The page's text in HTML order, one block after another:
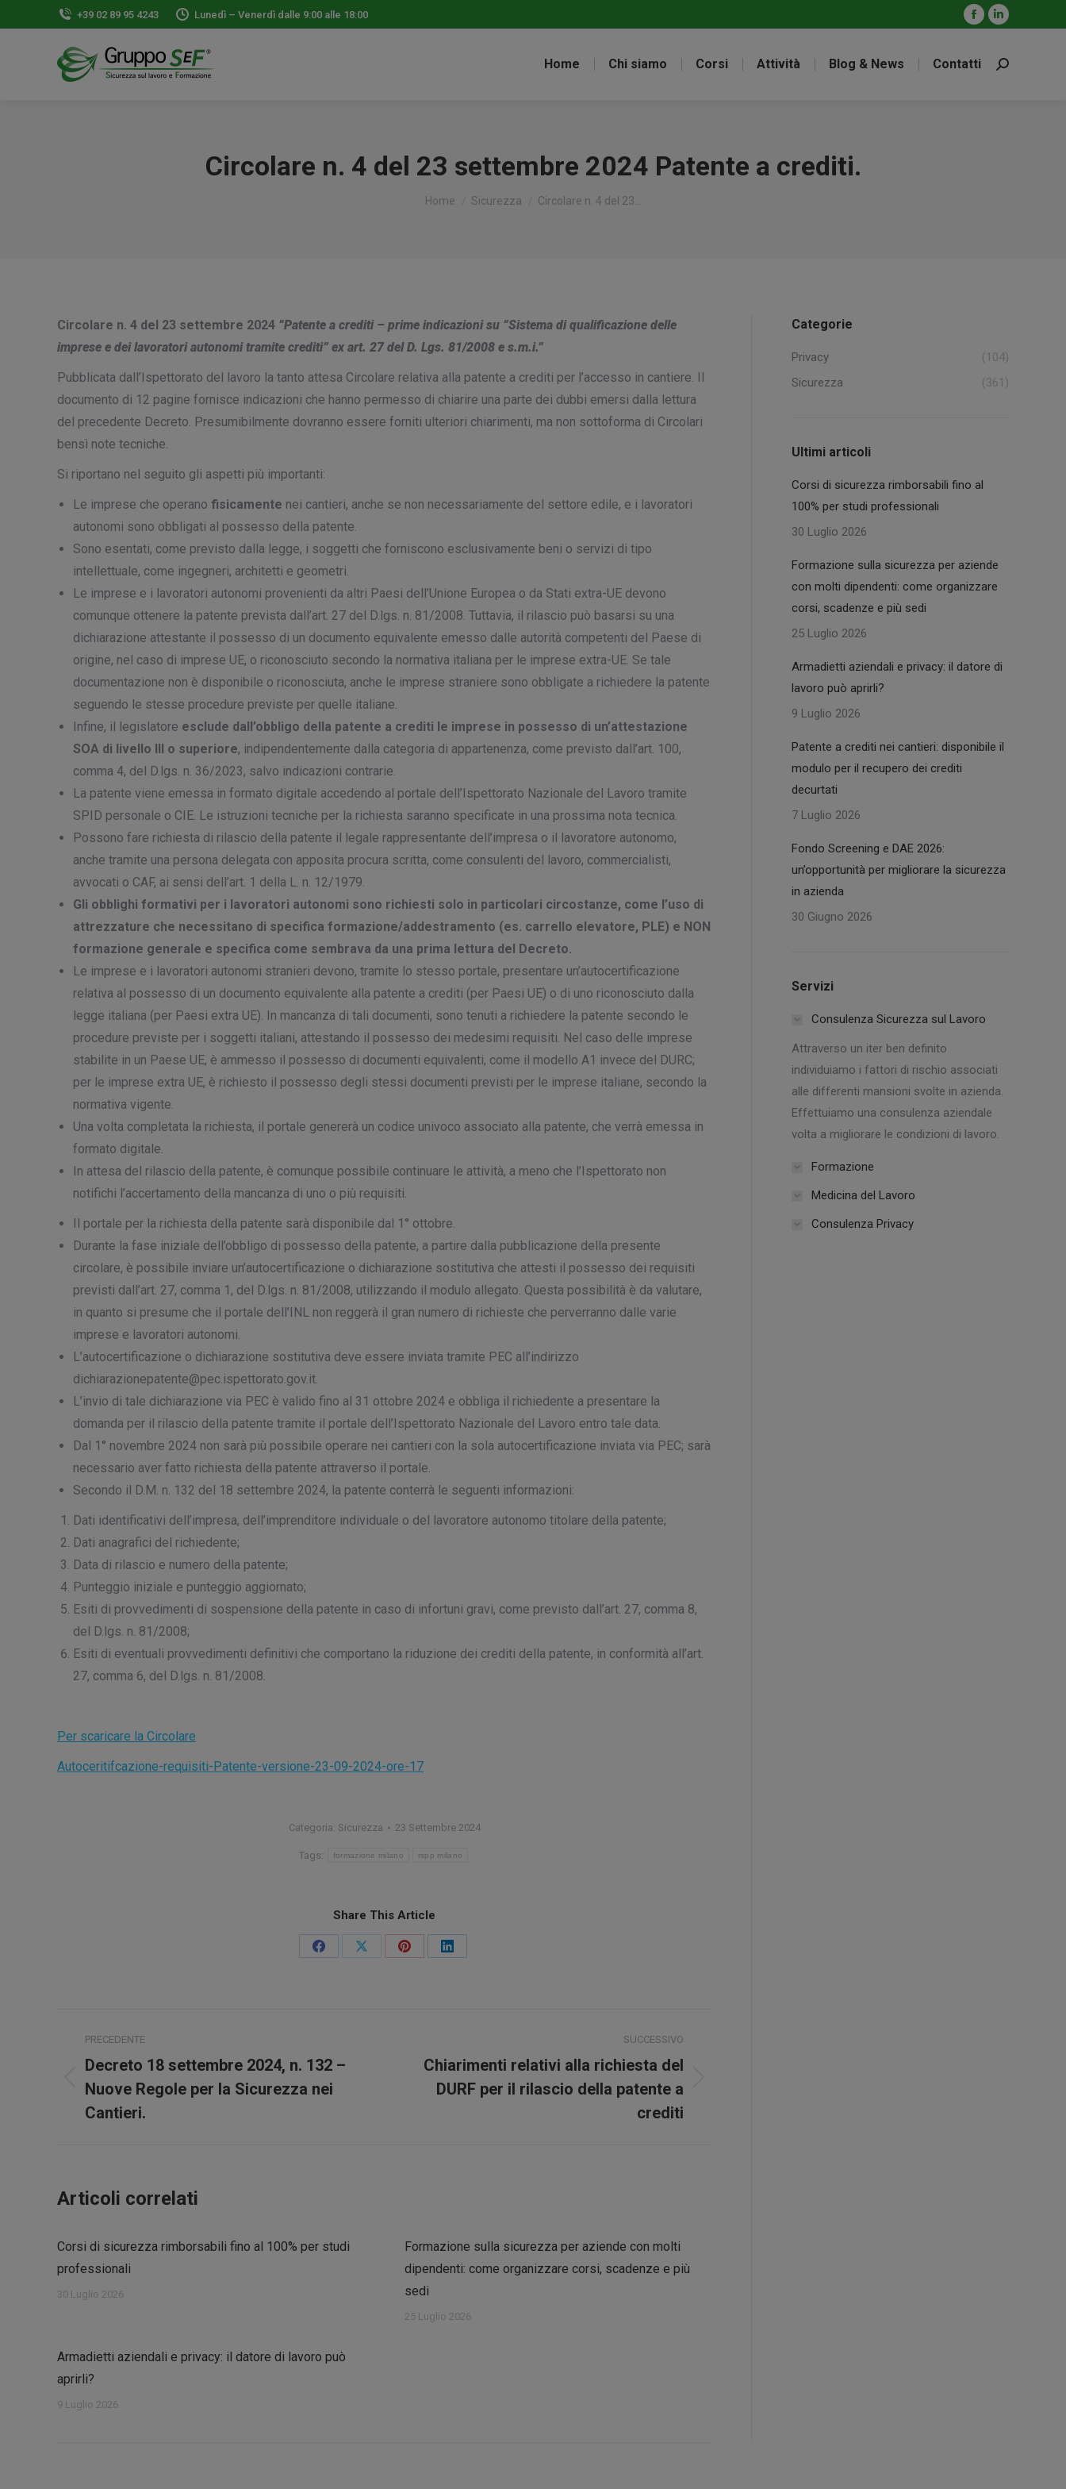
+39 02 89 95 4243 Lunedì – Venerdì dalle 9:00 alle 18:00
Facebook
opens
Linkedin
opens
Home Chi siamo Corsi Attività Blog & News Contatti Cerca:
Circolare n. 4 del 23 settembre 2024 Patente a crediti.
Tu sei qui:
Home Sicurezza Circolare n. 4 del 23…
Circolare n. 4 del 23 settembre 2024 “Patente a crediti – prime indicazioni su “Sistema di qualificazione delle
imprese e dei lavoratori autonomi tramite crediti” ex art. 27 del D. Lgs. 81/2008 e s.m.i.”
Pubblicata dall’Ispettorato del lavoro la tanto attesa Circolare relativa alla patente a crediti per l’accesso in cantiere. Il
documento di 12 pagine fornisce indicazioni che hanno permesso di chiarire una parte dei dubbi emersi dalla lettura
del precedente Decreto. Presumibilmente dovranno essere forniti ulteriori chiarimenti, ma non sottoforma di Circolari
bensì note tecniche.
Si riportano nel seguito gli aspetti più importanti:
Le imprese che operano fisicamente nei cantieri, anche se non necessariamente del settore edile, e i lavoratori
autonomi sono obbligati al possesso della patente.
Sono esentati, come previsto dalla legge, i soggetti che forniscono esclusivamente beni o servizi di tipo
intellettuale, come ingegneri, architetti e geometri.
Le imprese e i lavoratori autonomi provenienti da altri Paesi dell’Unione Europea o da Stati extra-UE devono
comunque ottenere la patente prevista dall’art. 27 del D.lgs. n. 81/2008. Tuttavia, il rilascio può basarsi su una
dichiarazione attestante il possesso di un documento equivalente emesso dalle autorità competenti del Paese di
origine, nel caso di imprese UE, o riconosciuto secondo la normativa italiana per le imprese extra-UE. Se tale
documentazione non è disponibile o riconosciuta, anche le imprese straniere sono obbligate a richiedere la patente
seguendo le stesse procedure previste per quelle italiane.
Infine, il legislatore esclude dall’obbligo della patente a crediti le imprese in possesso di un’attestazione
SOA di livello III o superiore, indipendentemente dalla categoria di appartenenza, come previsto dall’art. 100,
comma 4, del D.lgs. n. 36/2023, salvo indicazioni contrarie.
La patente viene emessa in formato digitale accedendo al portale dell’Ispettorato Nazionale del Lavoro tramite
SPID personale o CIE. Le istruzioni tecniche per la richiesta saranno specificate in una prossima nota tecnica.
Possono fare richiesta di rilascio della patente il legale rappresentante dell’impresa o il lavoratore autonomo,
anche tramite una persona delegata con apposita procura scritta, come consulenti del lavoro, commercialisti,
avvocati o CAF, ai sensi dell’art. 1 della L. n. 12/1979.
Gli obblighi formativi per i lavoratori autonomi sono richiesti solo in particolari circostanze, come l’uso di
attrezzature che necessitano di specifica formazione/addestramento (es. carrello elevatore, PLE) e NON
formazione generale e specifica come sembrava da una prima lettura del Decreto.
Le imprese e i lavoratori autonomi stranieri devono, tramite lo stesso portale, presentare un’autocertificazione
relativa al possesso di un documento equivalente alla patente a crediti (per Paesi UE) o di uno riconosciuto dalla
legge italiana (per Paesi extra UE). In mancanza di tali documenti, sono tenuti a richiedere la patente secondo le
procedure previste per i soggetti italiani, attestando il possesso dei medesimi requisiti. Nel caso delle imprese
stabilite in un Paese UE, è ammesso il possesso di documenti equivalenti, come il modello A1 invece del DURC;
per le imprese extra UE, è richiesto il possesso degli stessi documenti previsti per le imprese italiane, secondo la
normativa vigente.
Una volta completata la richiesta, il portale genererà un codice univoco associato alla patente, che verrà emessa in
formato digitale.
In attesa del rilascio della patente, è comunque possibile continuare le attività, a meno che l’Ispettorato non
notifichi l’accertamento della mancanza di uno o più requisiti.
Il portale per la richiesta della patente sarà disponibile dal 1° ottobre.
Durante la fase iniziale dell’obbligo di possesso della patente, a partire dalla pubblicazione della presente
circolare, è possibile inviare un’autocertificazione o dichiarazione sostitutiva che attesti il possesso dei requisiti
previsti dall’art. 27, comma 1, del D.lgs. n. 81/2008, utilizzando il modulo allegato. Questa possibilità è da valutare,
in quanto si presume che il portale dell’INL non reggerà il gran numero di richieste che perverranno dalle varie
imprese e lavoratori autonomi.
L’autocertificazione o dichiarazione sostitutiva deve essere inviata tramite PEC all’indirizzo
dichiarazionepatente@pec.ispettorato.gov.it.
L’invio di tale dichiarazione via PEC è valido fino al 31 ottobre 2024 e obbliga il richiedente a presentare la
domanda per il rilascio della patente tramite il portale dell’Ispettorato Nazionale del Lavoro entro tale data.
Dal 1° novembre 2024 non sarà più possibile operare nei cantieri con la sola autocertificazione inviata via PEC; sarà
necessario aver fatto richiesta della patente attraverso il portale.
Secondo il D.M. n. 132 del 18 settembre 2024, la patente conterrà le seguenti informazioni:
Dati identificativi dell’impresa, dell’imprenditore individuale o del lavoratore autonomo titolare della patente;
Dati anagrafici del richiedente;
Data di rilascio e numero della patente;
Punteggio iniziale e punteggio aggiornato;
Esiti di provvedimenti di sospensione della patente in caso di infortuni gravi, come previsto dall’art. 27, comma 8,
del D.lgs. n. 81/2008;
Esiti di eventuali provvedimenti definitivi che comportano la riduzione dei crediti della patente, in conformità all’art.
27, comma 6, del D.lgs. n. 81/2008.
Per scaricare la Circolare
Autoceritifcazione-requisiti-Patente-versione-23-09-2024-ore-17
Categoria: Sicurezza 23 Settembre 2024
Tags: formazione milano rspp milano
Share This Article
CondividiCondividiCondividiCondividi
tra
PRECEDENTE
Post
precedente:
Decreto 18 settembre 2024, n. 132 –
Nuove Regole per la Sicurezza nei
Cantieri.
SUCCESSIVO
Prossimo
Chiarimenti relativi alla richiesta del
DURF per il rilascio della patente a
crediti
Articoli correlati
Corsi di sicurezza rimborsabili fino al 100% per studi
professionali
30 Luglio 2026
Formazione sulla sicurezza per aziende con molti
dipendenti: come organizzare corsi, scadenze e più
sedi
25 Luglio 2026
Armadietti aziendali e privacy: il datore di lavoro può
aprirli?
9 Luglio 2026
Categorie
Privacy
(104)
Sicurezza
(361)
Ultimi articoli
Corsi di sicurezza rimborsabili fino al
100% per studi professionali
30 Luglio 2026
Formazione sulla sicurezza per aziende
con molti dipendenti: come organizzare
corsi, scadenze e più sedi
25 Luglio 2026
Armadietti aziendali e privacy: il datore di
lavoro può aprirli?
9 Luglio 2026
Patente a crediti nei cantieri: disponibile il
modulo per il recupero dei crediti
decurtati
7 Luglio 2026
Fondo Screening e DAE 2026:
un’opportunità per migliorare la sicurezza
in azienda
30 Giugno 2026
Servizi
Consulenza Sicurezza sul Lavoro
Attraverso un iter ben definito
individuiamo i fattori di rischio associati
alle differenti mansioni svolte in azienda.
Effettuiamo una consulenza aziendale
volta a migliorare le condizioni di lavoro.
Formazione
Medicina del Lavoro
Consulenza Privacy